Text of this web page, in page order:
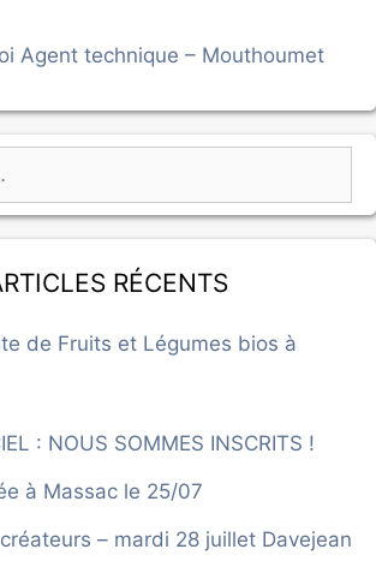
Agent technique – Mouthoumet
récents
de Fruits et Légumes bios à
: NOUS SOMMES INSCRITS !
à Massac le 25/07
– mardi 28 juillet Davejean